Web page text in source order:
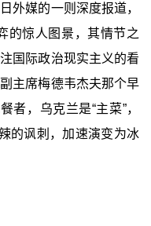
外媒的一则深度报道，
的惊人图景，其情节之
国际政治现实主义的看
主席梅德韦杰夫那个早
，乌克兰是“主菜”，
的讽刺，加速演变为冰